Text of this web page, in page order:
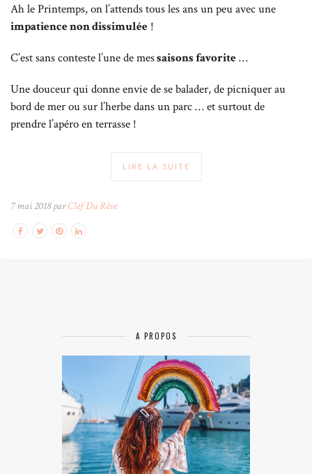
Ah le Printemps, on l’attends tous les ans un peu avec une
impatience non dissimulée !
C’est sans conteste l’une de messaisons favorite…
Une douceur qui donne envie de se balader, de picniquer au
bord de mer ou sur l’herbe dans un parc … et surtout de
prendre l’apéro en terrasse !
LIRE LA SUITE
7 mai 2018 parClef Du Rêve
A PROPOS